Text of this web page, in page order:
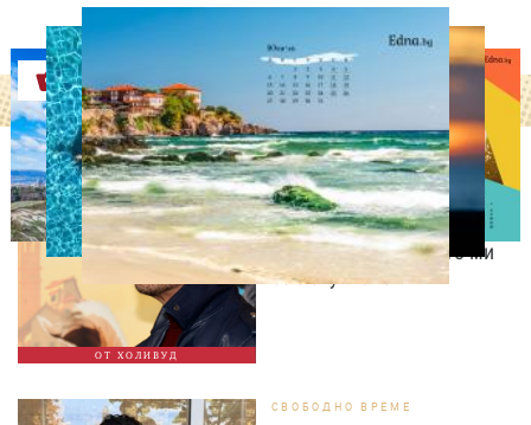
Оферти
ОТ ХОЛИВУД
ИЗВЕСТНИ
Антонио Бандерас:
Инфарктът беше най-
хубавото нещо, което ми
се е случвало
СВОБОДНО ВРЕМЕ